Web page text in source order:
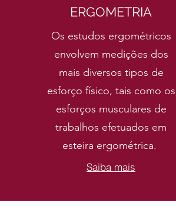
ERGOMETRIA
Os estudos ergométricos
envolvem medições dos
mais diversos tipos de
esforço físico, tais como os
esforços musculares de
trabalhos efetuados em
esteira ergométrica.
Saiba mais